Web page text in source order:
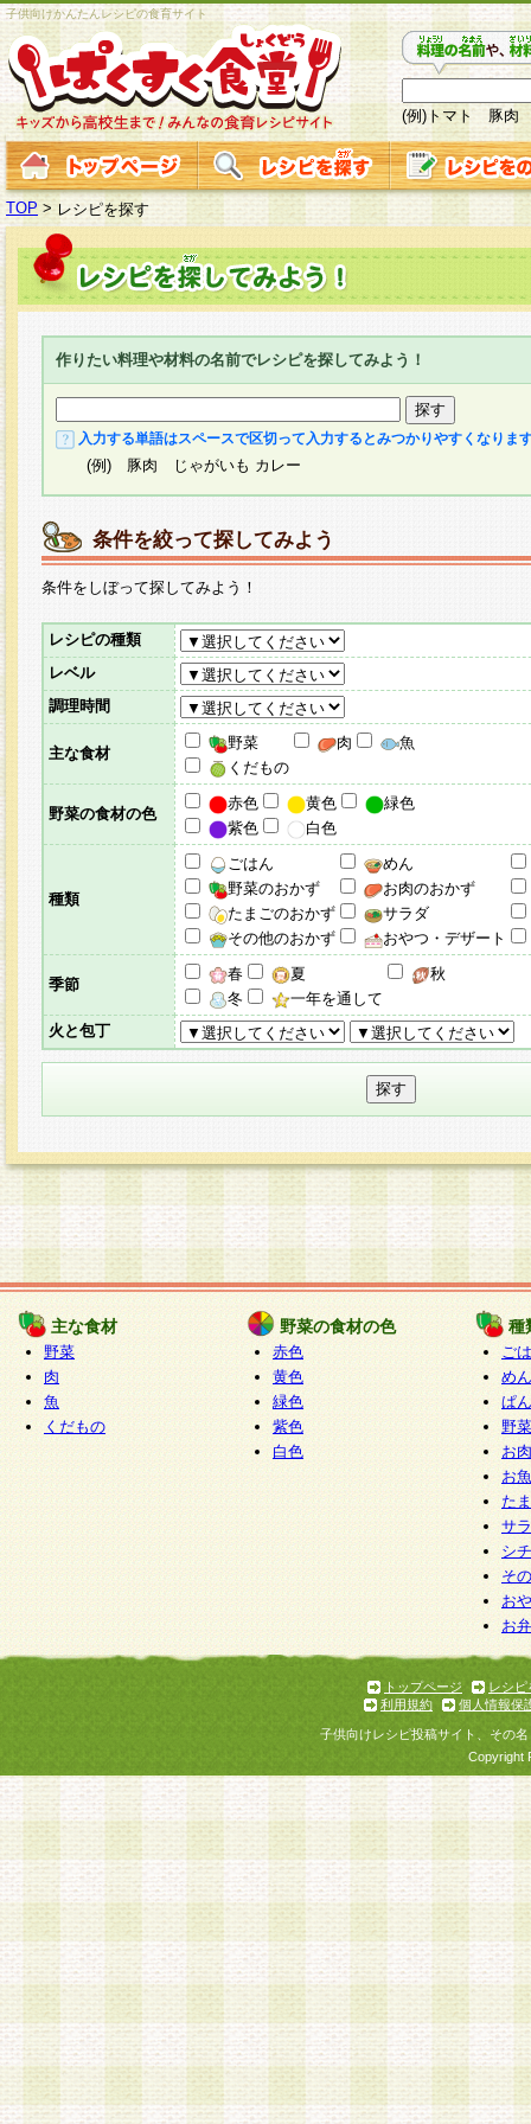
子供向けかんたんレシピの食育サイト
(例)トマト 豚肉
TOP > レシピを探す
作りたい料理や材料の名前でレシピを探してみよう！
入力する単語はスペースで区切って入力するとみつかりやすくなりま
(例) 豚肉 じゃがいも カレー
条件を絞って探してみよう
条件をしぼって探してみよう！
レシピの種類
レベル
調理時間
主な食材
野菜 肉
魚
くだもの
野菜の食材の色
赤色 黄色
緑色
紫色
白色
種類
ごはん
めん
野菜のおかず
お肉のおかず
たまごのおかず
サラダ
その他のおかず
おやつ・デザート
季節
春 夏
秋
冬
一年を通して
火と包丁
主な食材
野菜
肉
魚
くだもの
野菜の食材の色
赤色
黄色
緑色
紫色
白色
種
ご
めん
ぱん
野
お
お
た
サ
シ
そ
お
お
トップページ
レシピ
利用規約
個人情報保
子供向けレシピ投稿サイト、その
Copyright